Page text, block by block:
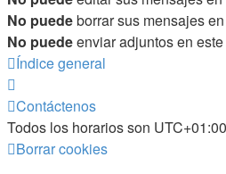
No puedeborrar sus mensajes
No puedeenviar adjuntos en
Índice general
Contáctenos
Todos los horarios son UTC+01:00
Borrar cookies